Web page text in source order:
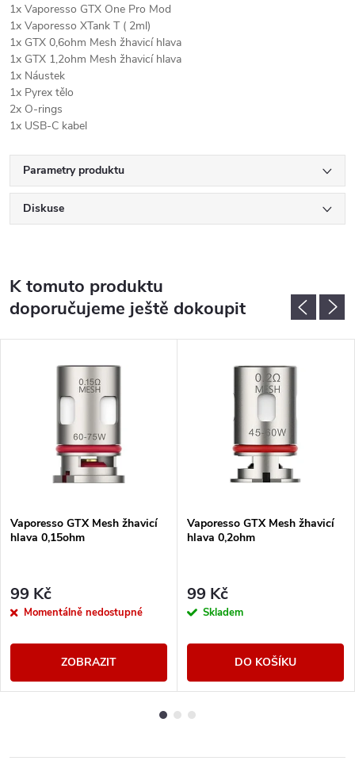
1x Vaporesso GTX One Pro Mod
1x Vaporesso XTank T ( 2ml)
1x GTX 0,6ohm Mesh žhavicí hlava
1x GTX 1,2ohm Mesh žhavicí hlava
1x Náustek
1x Pyrex tělo
2x O-rings
1x USB-C kabel
Parametry produktu
Diskuse
K tomuto produktu
doporučujeme ještě dokoupit
Vaporesso GTX Mesh žhavicí
hlava 0,15ohm
99 Kč
Momentálně nedostupné
ZOBRAZIT
Vaporesso GTX Mesh žhavicí
hlava 0,2ohm
99 Kč
Skladem
DO KOŠÍKU